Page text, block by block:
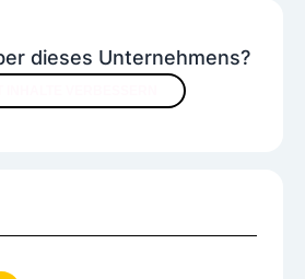
dieses Unternehmens?